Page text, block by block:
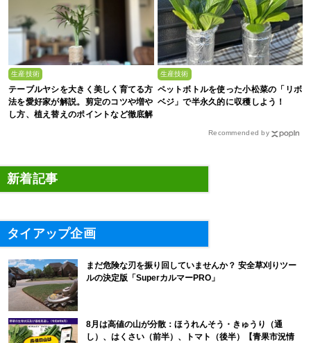
生産技術
テーブルヤシを大きく美しく育てる方
法を愛好家が解説。剪定のコツや増や
し方、植え替えのポイントなど徹底解
生産技術
ペットボトルを使った小松菜の「リボ
ベジ」で半永久的に収穫しよう！
Recommended by
新着記事
タイアップ企画
まだ危険な刃を振り回していませんか？ 安全草刈りツー
ルの決定版「SuperカルマーPRO」
8月は高値の山が分散：ほうれんそう・きゅうり（通
し）、はくさい（前半）、トマト（後半）【青果市況情